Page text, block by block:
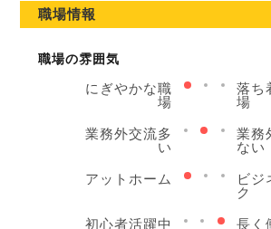
職場情報
職場の雰囲気
にぎやかな職
場
落ち
場
業務外交流多
い
業務
ない
アットホーム
ビジ
ク
初心者活躍中 長く